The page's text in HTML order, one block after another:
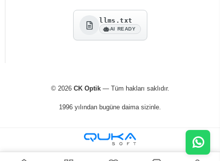
llms.txt
AI READY
© 2026 CK Optik— Tüm hakları saklıdır.
1996 yılından bugüne daima sizinle.